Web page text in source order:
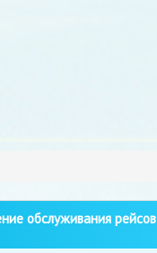
обслуживания рейсов